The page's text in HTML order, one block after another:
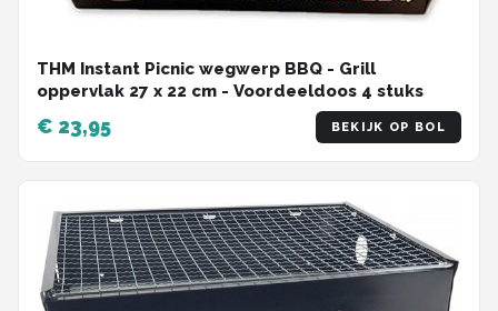
THM Instant Picnic wegwerp BBQ - Grill
oppervlak 27 x 22 cm - Voordeeldoos 4 stuks
€ 23,95 BEKIJK OP BOL